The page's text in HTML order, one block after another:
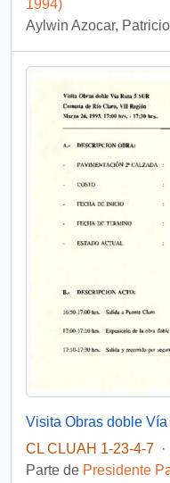
1994)
Aylwin Azocar, Patricio
CL CLUAH 1-23-4-7 ·
Parte de Presidente